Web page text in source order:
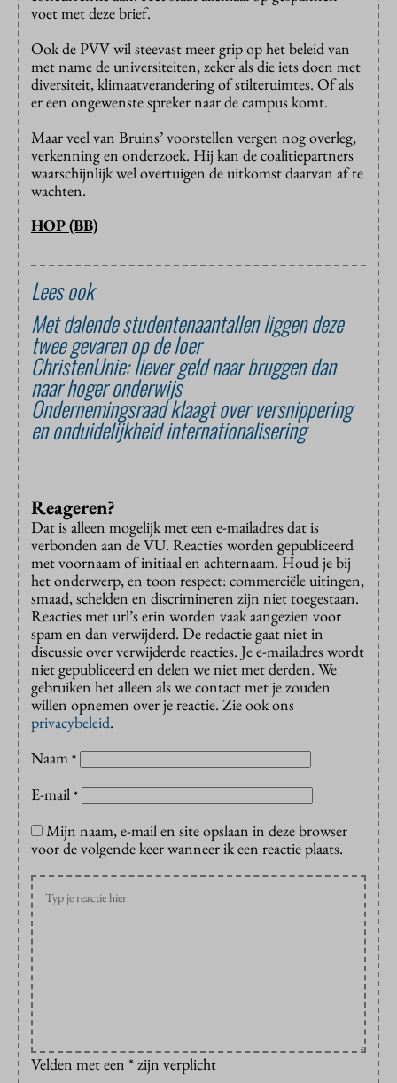
voet met deze brief.
Ook de PVV wil steevast meer grip op het beleid van
met name de universiteiten, zeker als die iets doen met
diversiteit, klimaatverandering of stilteruimtes. Of als
er een ongewenste spreker naar de campus komt.
Maar veel van Bruins’ voorstellen vergen nog overleg,
verkenning en onderzoek. Hij kan de coalitiepartners
waarschijnlijk wel overtuigen de uitkomst daarvan af te
wachten.
HOP (BB)
Lees ook
Met dalende studentenaantallen liggen deze
twee gevaren op de loer
ChristenUnie: liever geld naar bruggen dan
naar hoger onderwijs
Ondernemingsraad klaagt over versnippering
en onduidelijkheid internationalisering
Reageren?
Dat is alleen mogelijk met een e-mailadres dat is
verbonden aan de VU. Reacties worden gepubliceerd
met voornaam of initiaal en achternaam. Houd je bij
het onderwerp, en toon respect: commerciële uitingen,
smaad, schelden en discrimineren zijn niet toegestaan.
Reacties met url’s erin worden vaak aangezien voor
spam en dan verwijderd. De redactie gaat niet in
discussie over verwijderde reacties. Je e-mailadres wordt
niet gepubliceerd en delen we niet met derden. We
gebruiken het alleen als we contact met je zouden
willen opnemen over je reactie. Zie ook ons
privacybeleid.
Naam *
E-mail *
Mijn naam, e-mail en site opslaan in deze browser
voor de volgende keer wanneer ik een reactie plaats.
Velden met een * zijn verplicht